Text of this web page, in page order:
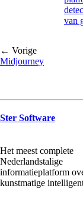
van
← Vorige
Midjourney
Ster Software
Het meest complete
Nederlandstalige
informatieplatform
kunstmatige